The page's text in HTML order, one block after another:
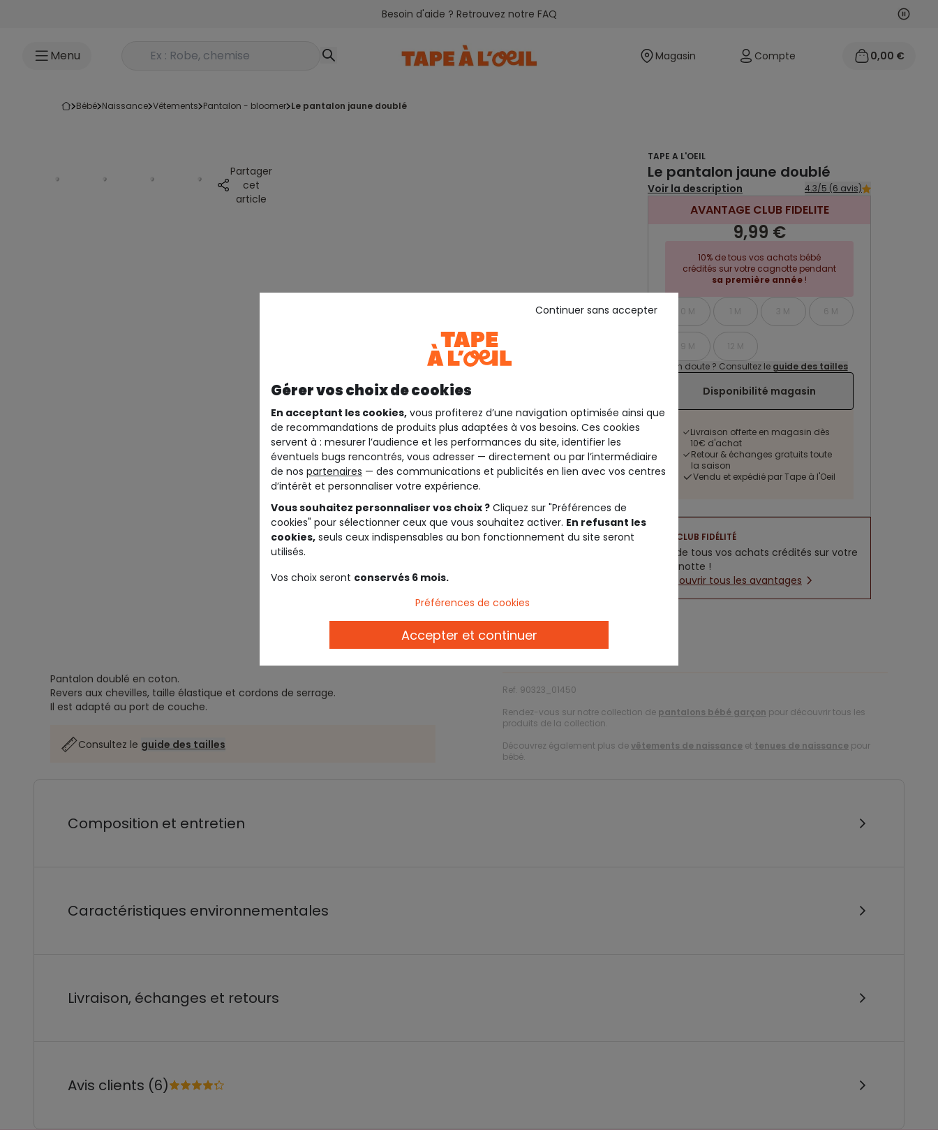
Besoin d'aide ? Retrouvez notre FAQ
Menu Rechercher un produit Magasin Compte 0,00 €
bébé naissance vêtements pantalon - bloomer le pantalon jaune doublé
Partager
cet
article
TAPE A L'OEIL
Le pantalon jaune doublé
Voir la description 4.3/5 (6 avis)
AVANTAGE CLUB FIDELITE
9,99 €
10% de tous vos achats bébé
crédités sur votre cagnotte pendant
sa première année !
0 M 1 M 3 M 6 M
9 M
12 M
Un doute ? Consultez le guide des tailles
Disponibilité magasin
Livraison offerte en magasin dès
10€ d'achat
Retour & échanges gratuits toute
la saison
Vendu et expédié par Tape à l'Oeil
CLUB FIDÉLITÉ
5% de tous vos achats crédités sur votre
cagnotte !
Découvrir tous les avantages
Description
Pantalon doublé en coton.
Revers aux chevilles, taille élastique et cordons de serrage.
Il est adapté au port de couche.
Consultez le guide des tailles
Ref. 90323_01450
Rendez-vous sur notre collection de pantalons bébé garçon pour découvrir tous les
produits de la collection.
Découvrez également plus devêtements de naissance et tenues de naissance pour
bébé.
Composition et entretien
Caractéristiques environnementales
Livraison, échanges et retours
Avis clients (6)
Gérer vos choix de cookies
En acceptant les cookies, vous profiterez d’une navigation optimisée ainsi que
de recommandations de produits plus adaptées à vos besoins. Ces cookies
servent à : mesurer l’audience et les performances du site, identifier les
éventuels bugs rencontrés, vous adresser — directement ou par l’intermédiaire
de nos partenaires — des communications et publicités en lien avec vos centres
d’intérêt et personnaliser votre expérience.
Vous souhaitez personnaliser vos choix ? Cliquez sur "Préférences de
cookies" pour sélectionner ceux que vous souhaitez activer. En refusant les
cookies, seuls ceux indispensables au bon fonctionnement du site seront
utilisés.
Vos choix seront conservés 6 mois.
Continuer sans accepter
Préférences de cookies
Accepter et continuer